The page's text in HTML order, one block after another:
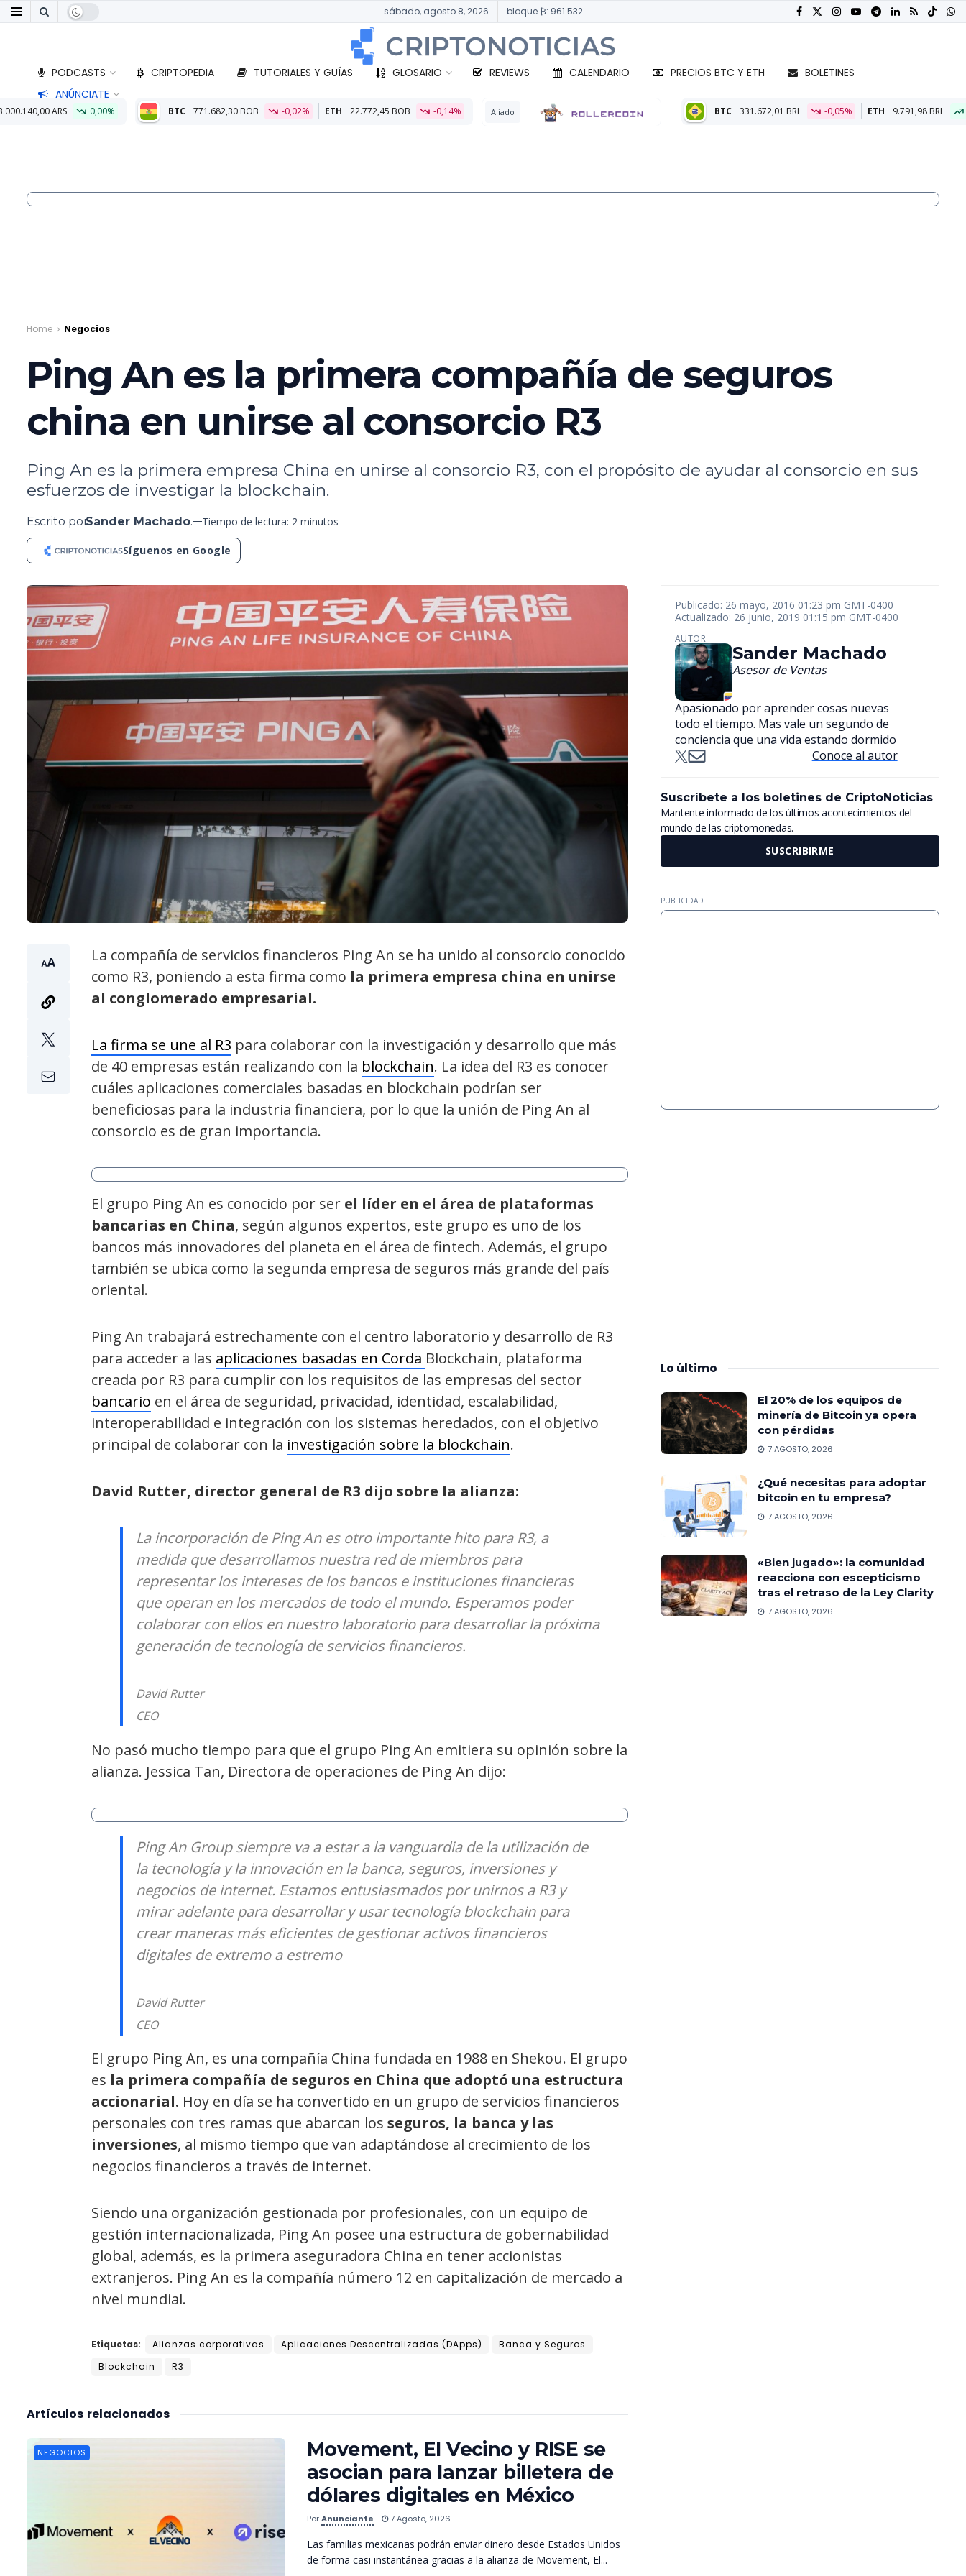
sábado, agosto 8, 2026 bloque ₿: 961.532
PODCASTS CRIPTOPEDIA TUTORIALES Y GUÍAS GLOSARIO REVIEWS CALENDARIO PRECIOS BTC Y ETH
BOLETINES
ANÚNCIATE
BTC 771.682,30 BOB -0,02% ETH 22.772,45 BOB -0,14% Aliado BTC 331.672,01 BRL -0,05% ETH 9.791,98 BRL 0,07% BTC
Home Negocios
Ping An es la primera compañía de seguros
china en unirse al consorcio R3
Ping An es la primera empresa China en unirse al consorcio R3, con el propósito de ayudar al consorcio en sus
esfuerzos de investigar la blockchain.
Escrito porSander Machado. Tiempo de lectura: 2 minutos
Síguenos en Google
La compañía de servicios financieros Ping An se ha unido al consorcio conocido
como R3, poniendo a esta firma como la primera empresa china en unirse
al conglomerado empresarial.
La firma se une al R3 para colaborar con la investigación y desarrollo que más
de 40 empresas están realizando con la blockchain. La idea del R3 es conocer
cuáles aplicaciones comerciales basadas en blockchain podrían ser
beneficiosas para la industria financiera, por lo que la unión de Ping An al
consorcio es de gran importancia.
El grupo Ping An es conocido por ser el líder en el área de plataformas
bancarias en China, según algunos expertos, este grupo es uno de los
bancos más innovadores del planeta en el área de fintech. Además, el grupo
también se ubica como la segunda empresa de seguros más grande del país
oriental.
Ping An trabajará estrechamente con el centro laboratorio y desarrollo de R3
para acceder a las aplicaciones basadas en Corda Blockchain, plataforma
creada por R3 para cumplir con los requisitos de las empresas del sector
bancario en el área de seguridad, privacidad, identidad, escalabilidad,
interoperabilidad e integración con los sistemas heredados, con el objetivo
principal de colaborar con la investigación sobre la blockchain.
David Rutter, director general de R3 dijo sobre la alianza:
La incorporación de Ping An es otro importante hito para R3, a
medida que desarrollamos nuestra red de miembros para
representar los intereses de los bancos e instituciones financieras
que operan en los mercados de todo el mundo. Esperamos poder
colaborar con ellos en nuestro laboratorio para desarrollar la próxima
generación de tecnología de servicios financieros.
David Rutter
CEO
No pasó mucho tiempo para que el grupo Ping An emitiera su opinión sobre la
alianza. Jessica Tan, Directora de operaciones de Ping An dijo:
Ping An Group siempre va a estar a la vanguardia de la utilización de
la tecnología y la innovación en la banca, seguros, inversiones y
negocios de internet. Estamos entusiasmados por unirnos a R3 y
mirar adelante para desarrollar y usar tecnología blockchain para
crear maneras más eficientes de gestionar activos financieros
digitales de extremo a estremo
David Rutter
CEO
El grupo Ping An, es una compañía China fundada en 1988 en Shekou. El grupo
es la primera compañía de seguros en China que adoptó una estructura
accionarial. Hoy en día se ha convertido en un grupo de servicios financieros
personales con tres ramas que abarcan los seguros, la banca y las
inversiones, al mismo tiempo que van adaptándose al crecimiento de los
negocios financieros a través de internet.
Siendo una organización gestionada por profesionales, con un equipo de
gestión internacionalizada, Ping An posee una estructura de gobernabilidad
global, además, es la primera aseguradora China en tener accionistas
extranjeros. Ping An es la compañía número 12 en capitalización de mercado a
nivel mundial.
Etiquetas: Alianzas corporativas Aplicaciones Descentralizadas (DApps)
Banca y Seguros
Blockchain
R3
relacionados
Artículos
NEGOCIOS
Movement, El Vecino y RISE se
asocian para lanzar billetera de
dólares digitales en México
PorAnunciante 7 Agosto, 2026
Las familias mexicanas podrán enviar dinero desde Estados Unidos
de forma casi instantánea gracias a la alianza de Movement, El...
Publicado: 26 mayo, 2016 01:23 pm GMT-0400
Actualizado: 26 junio, 2019 01:15 pm GMT-0400
AUTOR
Sander Machado
Asesor de Ventas
Apasionado por aprender cosas nuevas
todo el tiempo. Mas vale un segundo de
conciencia que una vida estando dormido
Conoce al autor
Suscríbete a los boletines de CriptoNoticias
Mantente informado de los últimos acontecimientos del
mundo de las criptomonedas.
SUSCRIBIRME
PUBLICIDAD
Lo último
El 20% de los equipos de
minería de Bitcoin ya opera
con pérdidas
7 AGOSTO, 2026
¿Qué necesitas para adoptar
bitcoin en tu empresa?
7 AGOSTO, 2026
«Bien jugado»: la comunidad
reacciona con escepticismo
tras el retraso de la Ley Clarity
7 AGOSTO, 2026